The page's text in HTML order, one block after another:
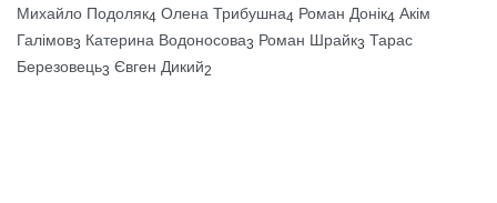
Михайло Подоляк4 Олена Трибушна4 Роман Донік4 Акім
Галімов3 Катерина Водоносова3 Роман Шрайк3 Тарас
Березовець3 Євген Дикий2